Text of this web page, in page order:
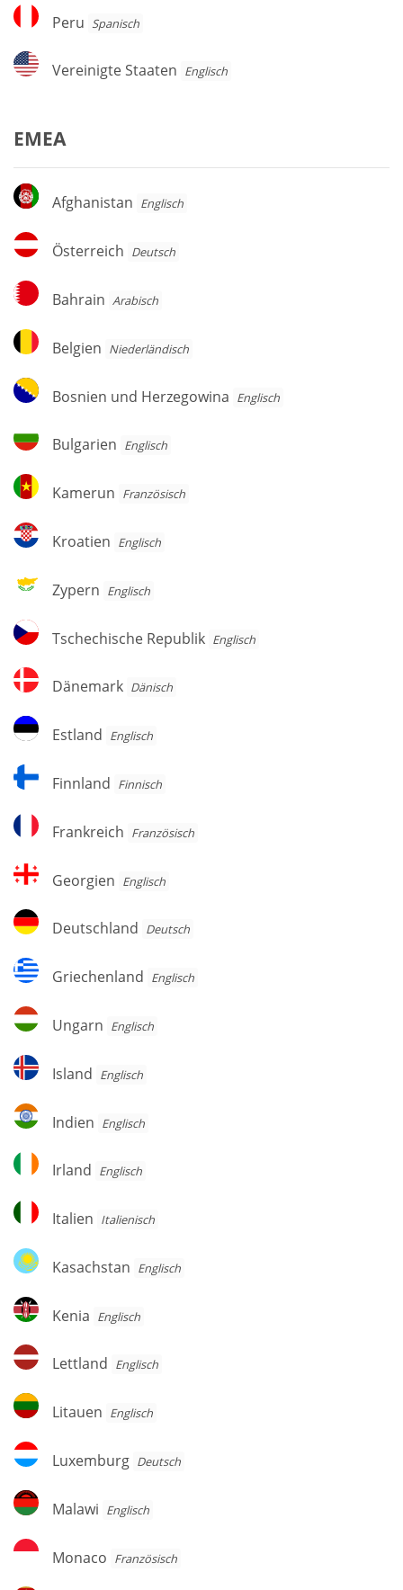
Peru
Peru Spanisch
Vereinigte
Staaten
Vereinigte Staaten Englisch
EMEA
Afghanistan
Afghanistan Englisch
Österreich
Österreich Deutsch
Bahrain
Bahrain Arabisch
Belgien
Belgien Niederländisch
Bosnien
und
Bosnien und Herzegowina Englisch
Bulgarien
Bulgarien Englisch
Kamerun
Kamerun Französisch
Kroatien
Kroatien Englisch
Zypern
Zypern Englisch
Tschechische
Republik
Tschechische Republik Englisch
Dänemark
Dänemark Dänisch
Estland
Estland Englisch
Finnland
Finnland Finnisch
Frankreich
Frankreich Französisch
Georgien
Georgien Englisch
Deutschland
Deutschland Deutsch
Griechenland
Griechenland Englisch
Ungarn
Ungarn Englisch
Island
Island Englisch
Indien
Indien Englisch
Irland
Irland Englisch
Italien
Italien Italienisch
Kasachstan
Kasachstan Englisch
Kenia
Kenia Englisch
Lettland
Lettland Englisch
Litauen
Litauen Englisch
Luxemburg
Luxemburg Deutsch
Malawi
Malawi Englisch
Monaco
Monaco Französisch